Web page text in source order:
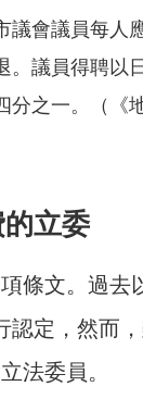
議會議員每人
議員得聘以
之一。（《
立委
條文。過去
定，然而
法委員。